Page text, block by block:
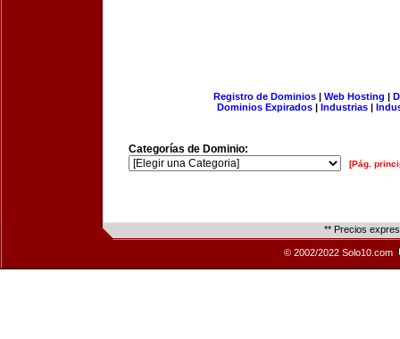
Registro de Dominios| Web Hosting |
Dominios Expirados | Industrias |
Categorías de Dominio:
[Pág.
** Precios
© 2002/2022 Solo10.com